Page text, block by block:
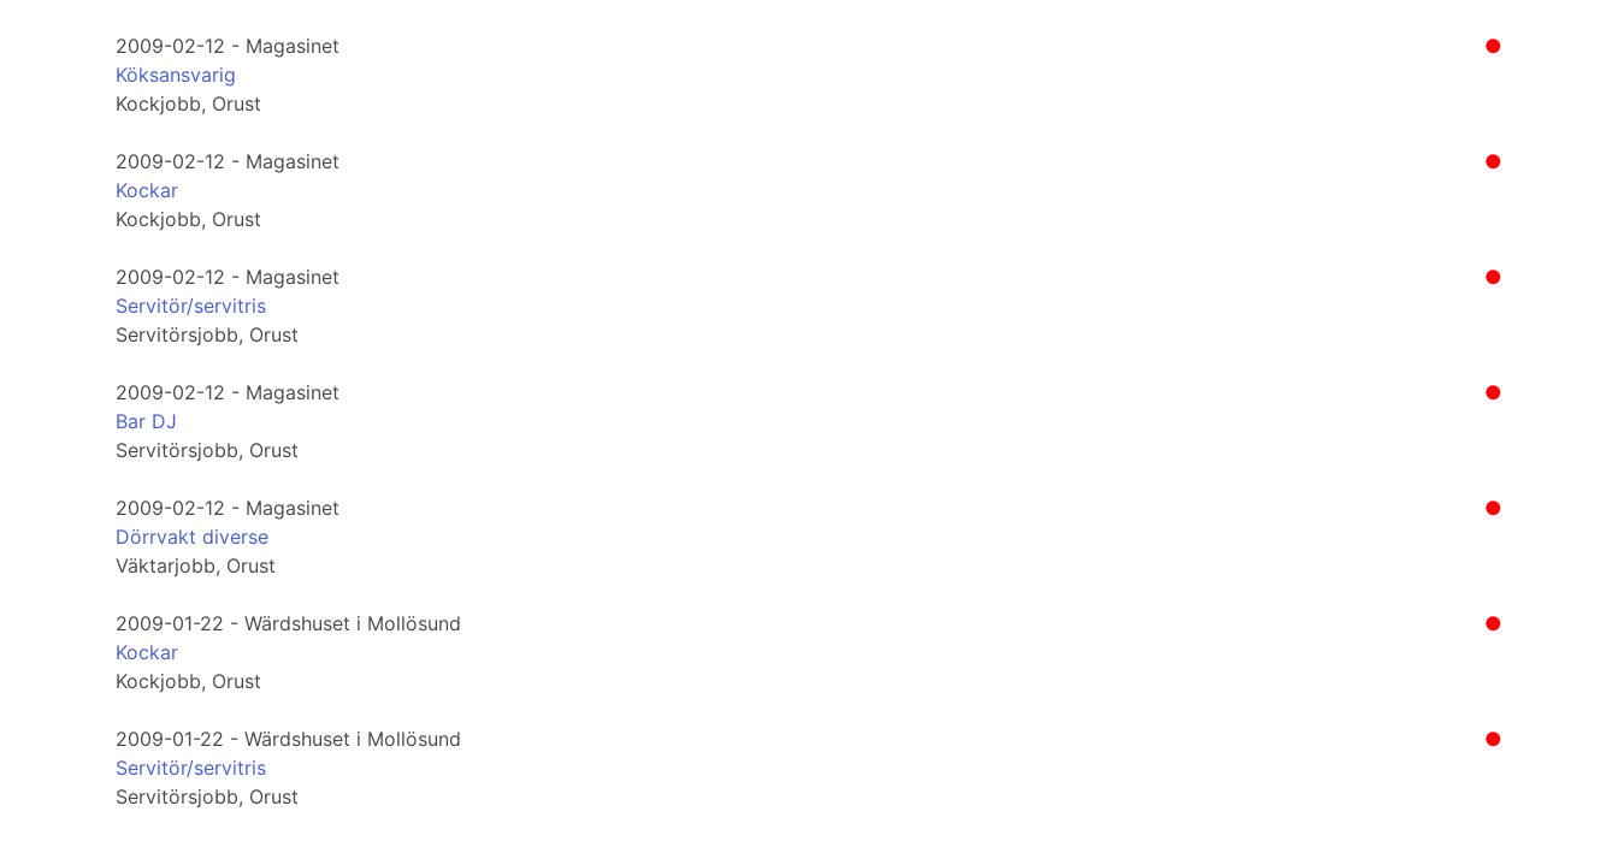
●
2009-02-12 - Magasinet
Köksansvarig
Kockjobb, Orust
●
2009-02-12 - Magasinet
Kockar
Kockjobb, Orust
●
2009-02-12 - Magasinet
Servitör/servitris
Servitörsjobb, Orust
●
2009-02-12 - Magasinet
Bar DJ
Servitörsjobb, Orust
●
2009-02-12 - Magasinet
Dörrvakt diverse
Väktarjobb, Orust
●
2009-01-22 - Wärdshuset i Mollösund
Kockar
Kockjobb, Orust
●
2009-01-22 - Wärdshuset i Mollösund
Servitör/servitris
Servitörsjobb, Orust